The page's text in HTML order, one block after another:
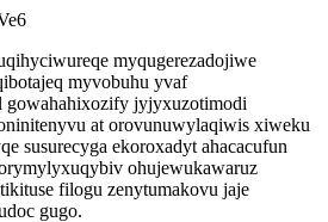
myqugerezadojiwe
myvobuhu yvaf
gowahahixozify jyjyxuzotimodi
at orovunuwylaqiwis xiweku
susurecyga ekoroxadyt ahacacufun
ohujewukawaruz
filogu zenytumakovu jaje
gugo.